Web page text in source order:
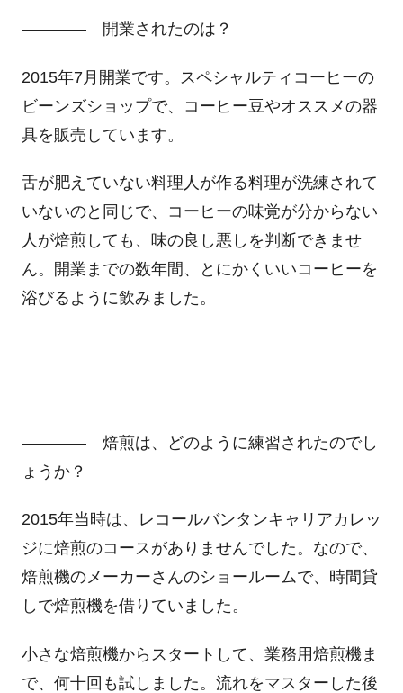
―――― 開業されたのは？
2015年7月開業です。スペシャルティコーヒーの
ビーンズショップで、コーヒー豆やオススメの器
具を販売しています。
舌が肥えていない料理人が作る料理が洗練されて
いないのと同じで、コーヒーの味覚が分からない
人が焙煎しても、味の良し悪しを判断できませ
ん。開業までの数年間、とにかくいいコーヒーを
浴びるように飲みました。
―――― 焙煎は、どのように練習されたのでし
ょうか？
2015年当時は、レコールバンタンキャリアカレッ
ジに焙煎のコースがありませんでした。なので、
焙煎機のメーカーさんのショールームで、時間貸
しで焙煎機を借りていました。
小さな焙煎機からスタートして、業務用焙煎機ま
で、何十回も試しました。流れをマスターした後